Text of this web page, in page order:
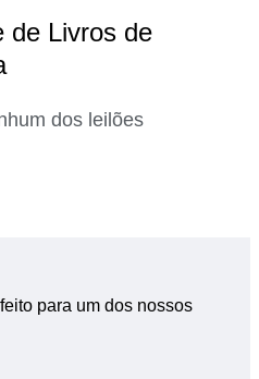
de Livros de
dos leilões
para um dos nossos